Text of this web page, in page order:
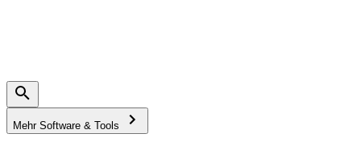
Mehr Software & Tools